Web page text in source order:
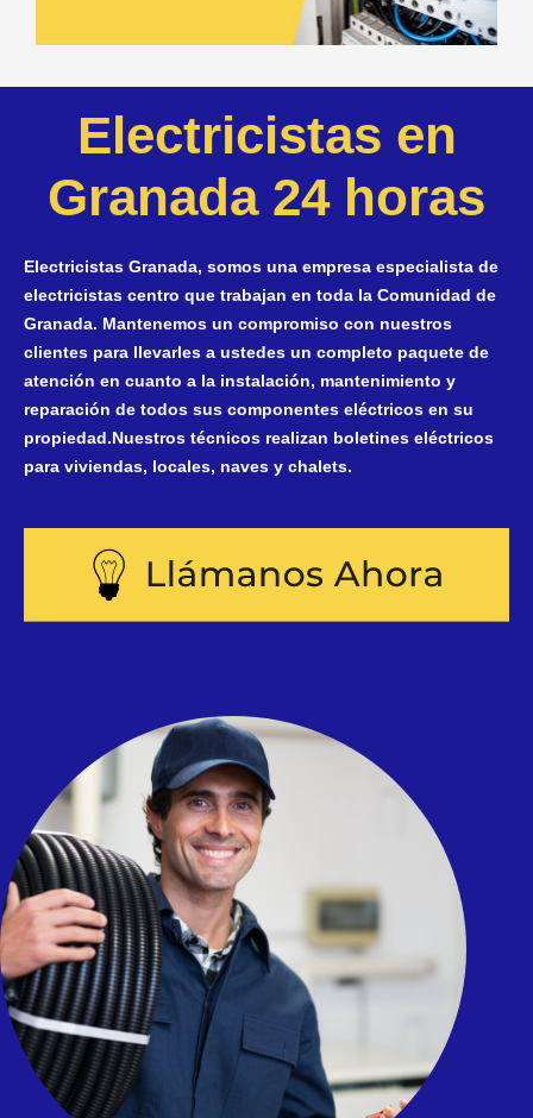
Electricistas en
Granada 24 horas
Electricistas Granada, somos una empresa especialista de
electricistas centro que trabajan en toda la Comunidad de
Granada. Mantenemos un compromiso con nuestros
clientes para llevarles a ustedes un completo paquete de
atención en cuanto a la instalación, mantenimiento y
reparación de todos sus componentes eléctricos en su
propiedad.Nuestros técnicos realizan boletines eléctricos
para viviendas, locales, naves y chalets.